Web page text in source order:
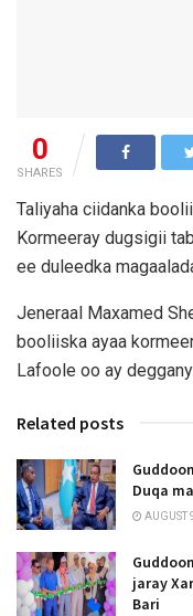
0
SHARES
Taliyaha ciidanka
Kormeeray dugsigii
ee duleedka
Jeneraal Maxamed
booliiska ayaa
Lafoole oo ay
Related posts
Duqa
AUGUST
jaray
Bari